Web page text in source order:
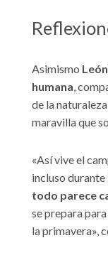
Asimismo
humana,
de la
maravilla que
«Así vive el
incluso
todo parece
se prepara
la primavera»,